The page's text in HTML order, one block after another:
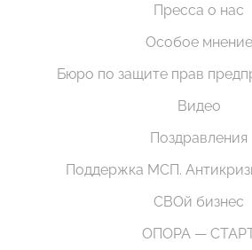
Пресса о нас
Особое мнение
Бюро по защите прав
Видео
Поздравления
Поддержка МСП.
СВОй бизнес
ОПОРА —